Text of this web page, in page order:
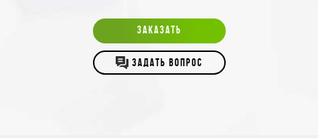
ЗАКАЗАТЬ
ЗАДАТЬ ВОПРОС